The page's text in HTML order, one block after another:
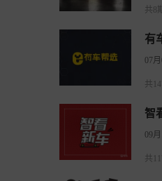
共8
有
07
共
智
09
共